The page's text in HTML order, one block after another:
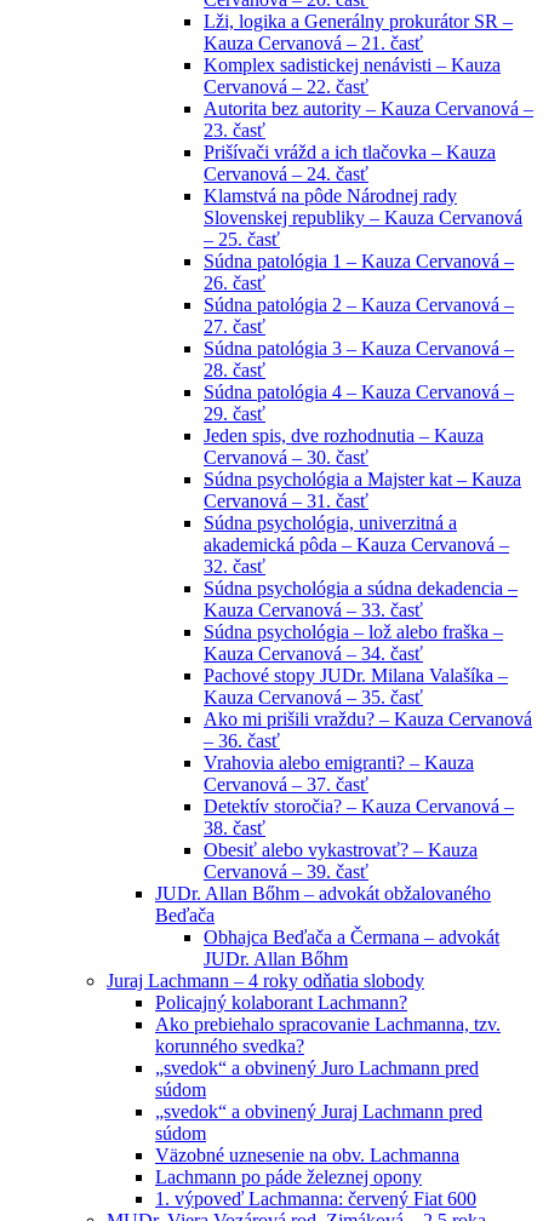
Lži, logika a Generálny prokurátor SR –
Kauza Cervanová – 21. časť
Komplex sadistickej nenávisti – Kauza
Cervanová – 22. časť
Autorita bez autority – Kauza Cervanová –
23. časť
Prišívači vrážd a ich tlačovka – Kauza
Cervanová – 24. časť
Klamstvá na pôde Národnej rady
Slovenskej republiky – Kauza Cervanová
– 25. časť
Súdna patológia 1 – Kauza Cervanová –
26. časť
Súdna patológia 2 – Kauza Cervanová –
27. časť
Súdna patológia 3 – Kauza Cervanová –
28. časť
Súdna patológia 4 – Kauza Cervanová –
29. časť
Jeden spis, dve rozhodnutia – Kauza
Cervanová – 30. časť
Súdna psychológia a Majster kat – Kauza
Cervanová – 31. časť
Súdna psychológia, univerzitná a
akademická pôda – Kauza Cervanová –
32. časť
Súdna psychológia a súdna dekadencia –
Kauza Cervanová – 33. časť
Súdna psychológia – lož alebo fraška –
Kauza Cervanová – 34. časť
Pachové stopy JUDr. Milana Valašíka –
Kauza Cervanová – 35. časť
Ako mi prišili vraždu? – Kauza Cervanová
– 36. časť
Vrahovia alebo emigranti? – Kauza
Cervanová – 37. časť
Detektív storočia? – Kauza Cervanová –
38. časť
Obesiť alebo vykastrovať? – Kauza
Cervanová – 39. časť
JUDr. Allan Bőhm – advokát obžalovaného
Beďača
Obhajca Beďača a Čermana – advokát
JUDr. Allan Bőhm
Juraj Lachmann – 4 roky odňatia slobody
Policajný kolaborant Lachmann?
Ako prebiehalo spracovanie Lachmanna, tzv.
korunného svedka?
„svedok“ a obvinený Juro Lachmann pred
súdom
„svedok“ a obvinený Juraj Lachmann pred
súdom
Väzobné uznesenie na obv. Lachmanna
Lachmann po páde železnej opony
1. výpoveď Lachmanna: červený Fiat 600